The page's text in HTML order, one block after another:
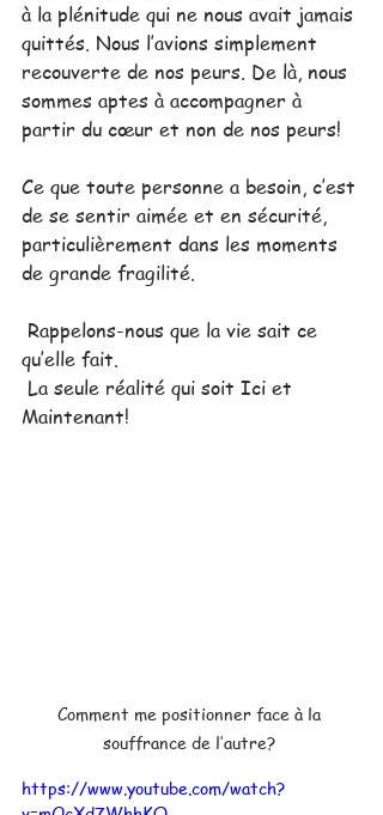
à la plénitude qui ne nous avait jamais
quittés. Nous l’avions simplement
recouverte de nos peurs. De là, nous
sommes aptes à accompagner à
partir du cœur et non de nos peurs!
Ce que toute personne a besoin, c’est
de se sentir aimée et en sécurité,
particulièrement dans les moments
de grande fragilité.
qu’elle fait.
Maintenant!
Comment me positionner face à la
souffrance de l’autre?
https://www.youtube.com/watch?